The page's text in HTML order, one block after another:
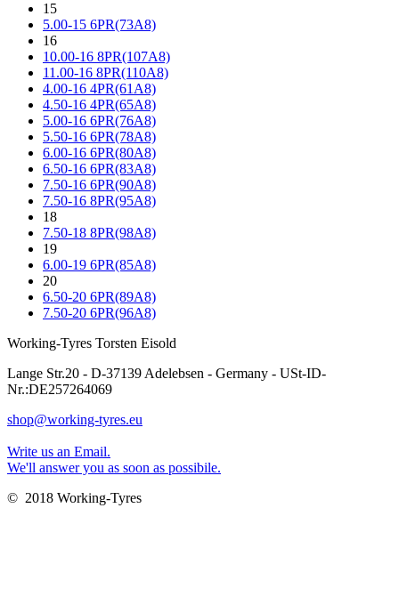
15
5.00-15 6PR(73A8)
16
10.00-16 8PR(107A8)
11.00-16 8PR(110A8)
4.00-16 4PR(61A8)
4.50-16 4PR(65A8)
5.00-16 6PR(76A8)
5.50-16 6PR(78A8)
6.00-16 6PR(80A8)
6.50-16 6PR(83A8)
7.50-16 6PR(90A8)
7.50-16 8PR(95A8)
18
7.50-18 8PR(98A8)
19
6.00-19 6PR(85A8)
20
6.50-20 6PR(89A8)
7.50-20 6PR(96A8)
Working-Tyres Torsten Eisold
Lange Str.20 - D-37139 Adelebsen - Germany - USt-ID-
Nr.:DE257264069
shop@working-tyres.eu
Write us an Email.
We'll answer you as soon as possibile.
© 2018 Working-Tyres